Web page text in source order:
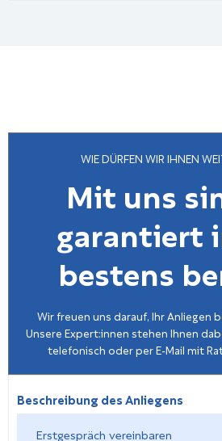
WIE DÜRFEN WIR IHNEN
Mit uns
garantiert
bestens
Wir freuen uns darauf, Ihr Anliegen
Unsere Expert:innen stehen Ihnen
telefonisch oder per E-Mail mit
Beschreibung des Anliegens